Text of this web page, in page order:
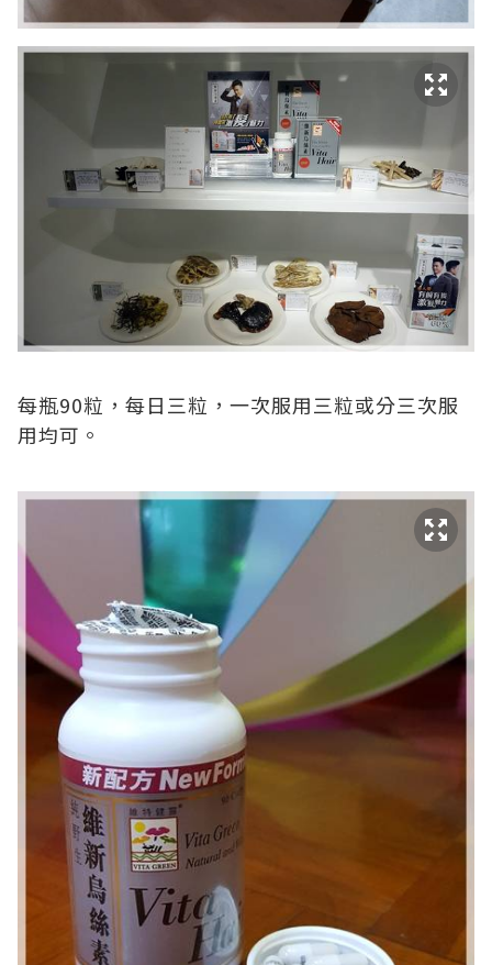
每瓶90粒，每日三粒，一次服用三粒或分三次服
用均可。